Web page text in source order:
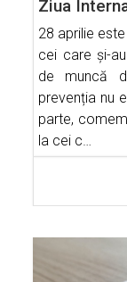
Ziua
28 aprilie
cei care și-
de muncă
prevenția nu
parte,
la cei c…